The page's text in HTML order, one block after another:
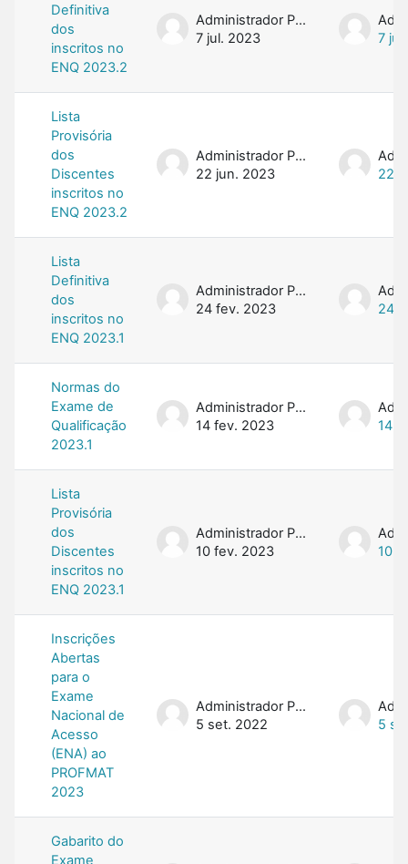
Definitiva
dos
inscritos no
ENQ 2023.2
Administrador PROFMAT
7 jul. 2023
7
Lista
Provisória
dos
Discentes
inscritos no
ENQ 2023.2
Administrador PROFMAT
22 jun. 2023
22
Lista
Definitiva
dos
inscritos no
ENQ 2023.1
Administrador PROFMAT
24 fev. 2023
24
Normas do
Exame de
Qualificação
2023.1
Administrador PROFMAT
14 fev. 2023
14
Lista
Provisória
dos
Discentes
inscritos no
ENQ 2023.1
Administrador PROFMAT
10 fev. 2023
10
Inscrições
Abertas
para o
Exame
Nacional de
Acesso
(ENA) ao
PROFMAT
2023
Administrador PROFMAT
5 set. 2022
5
Gabarito do
Exame